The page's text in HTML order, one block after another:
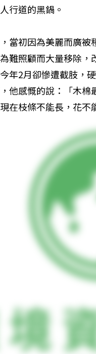
行道的黑鍋。
當初因為美麗而廣
難照顧而大量移除
年2月卻慘遭截肢，
他感慨的說：「木
在枝條不能長，花不